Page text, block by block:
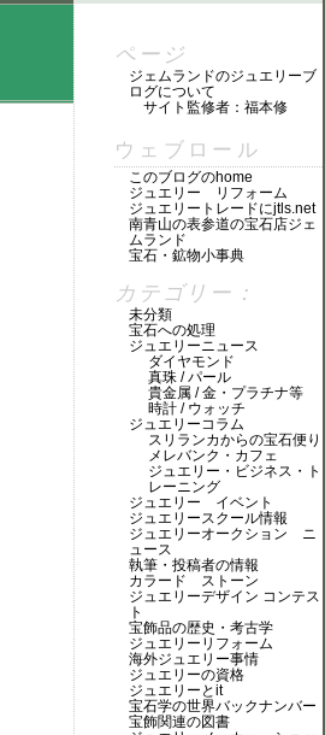
ページ
ジェムランドのジュエリーブ
ログについて
サイト監修者：福本修
ウェブロール
このブログのhome
ジュエリー リフォーム
ジュエリートレードにjtls.net
南青山の表参道の宝石店ジェ
ムランド
宝石・鉱物小事典
カテゴリー：
未分類
宝石への処理
ジュエリーニュース
ダイヤモンド
真珠 / パール
貴金属 / 金・プラチナ等
時計 / ウォッチ
ジュエリーコラム
スリランカからの宝石便り
メレバンク・カフェ
ジュエリー・ビジネス・ト
レーニング
ジュエリー イベント
ジュエリースクール情報
ジュエリーオークション ニ
ュース
執筆・投稿者の情報
カラード ストーン
ジュエリーデザイン コンテス
ト
宝飾品の歴史・考古学
ジュエリーリフォーム
海外ジュエリー事情
ジュエリーの資格
ジュエリーとit
宝石学の世界バックナンバー
宝飾関連の図書